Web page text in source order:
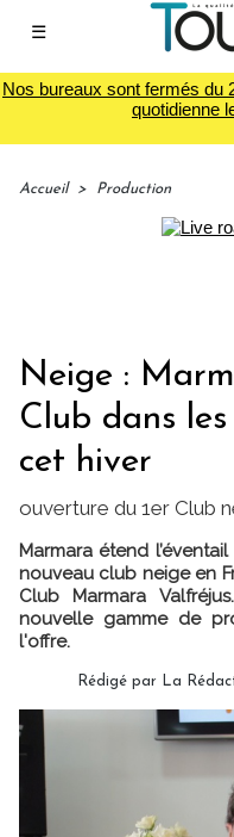
☰
Nos bureaux sont fermés du
quotidienne
Accueil > Production
Neige :
Club dans
cet hiver
ouverture du 1er Club
Marmara étend
nouveau club neige en
Club Marmara
nouvelle gamme de
l'offre.
Rédigé par La